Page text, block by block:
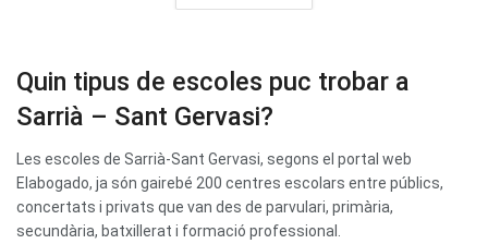
Quin tipus de escoles puc trobar a
Sarrià – Sant Gervasi?
Les escoles de Sarrià-Sant Gervasi, segons el portal web
Elabogado, ja són gairebé 200 centres escolars entre públics,
concertats i privats que van des de parvulari, primària,
secundària, batxillerat i formació professional.